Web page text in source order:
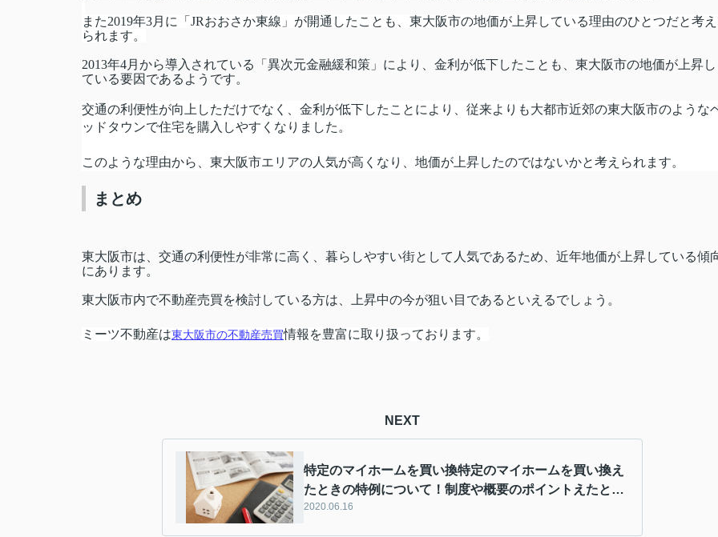
また2019年3月に「JRおおさか東線 」 が開通したことも、東大阪市の地価が上昇している理由のひとつだと考え
られます。
2013年4月から導入されている「異次元金融緩和策」により、金利が低下したことも、東大阪市の地価が上昇し
ている要因であるようです。
交通の利便性が向上しただけでなく、金利が低下したことにより、従来よりも大都市近郊の東大阪市のような
ッドタウンで住宅を購入しやすくなりました。
このような理由から、東大阪市エリアの人気が高くなり、地価が上昇したのではないかと考えられます。
まとめ
東大阪市は、交通の利便性が非常に高く、暮らしやすい街として人気であるため、近年地価が上昇している傾
にあります。
東大阪市内で不動産売買を検討している方は、上昇中の今が狙い目であるといえるでしょう。
ミーツ不動産は東大阪市の不動産売買情報を豊富に取り扱っております。
NEXT
特定のマイホームを買い換特定のマイホームを買い換え
たときの特例について！制度や概要のポイントえたとき
の特例について！制度や概要のポイント
2020.06.16